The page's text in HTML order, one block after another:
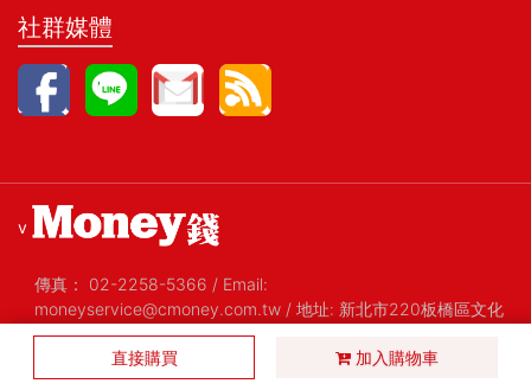
直接購買 加入購物車
社群媒體
v
傳真： 02-2258-5366 / Email:
moneyservice@cmoney.com.tw / 地址: 新北市220板橋區文化
路一段268號20樓之2/統編: 52420159
Copyright@2026 金尉股份有限公司 All Rights Reserved 版權
所有，禁止擅自轉貼節錄/ Version 1.29 2019-01-08